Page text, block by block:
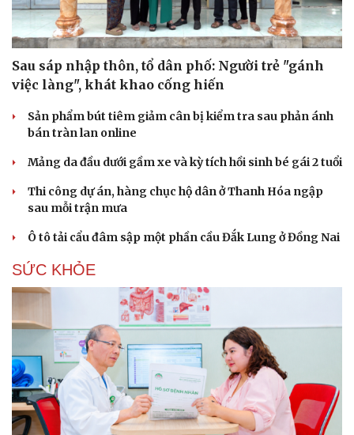
Sau sáp nhập thôn, tổ dân phố: Người trẻ "gánh
việc làng", khát khao cống hiến
Sản phẩm bút tiêm giảm cân bị kiểm tra sau phản ánh
bán tràn lan online
Mảng da đầu dưới gầm xe và kỳ tích hồi sinh bé gái 2 tuổi
Thi công dự án, hàng chục hộ dân ở Thanh Hóa ngập
sau mỗi trận mưa
Ô tô tải cẩu đâm sập một phần cầu Đắk Lung ở Đồng Nai
SỨC KHỎE